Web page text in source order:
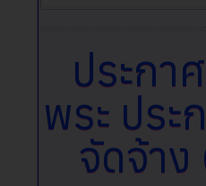
ประกา
พระ ประ
จัดจ้า